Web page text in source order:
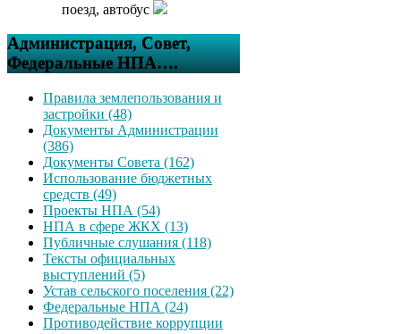
поезд, автобус
Администрация, Совет,
Федеральные НПА….
Правила землепользования и
застройки (48)
Документы Администрации
(386)
Документы Совета (162)
Использование бюджетных
средств (49)
Проекты НПА (54)
НПА в сфере ЖКХ (13)
Публичные слушания (118)
Тексты официальных
выступлений (5)
Устав сельского поселения (22)
Федеральные НПА (24)
Противодействие коррупции